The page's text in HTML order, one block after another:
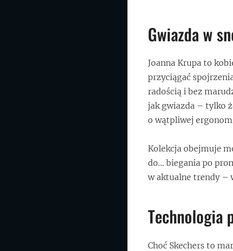
Gwiazda w
Joanna Krupa to
przyciągać
radością i bez
jak gwiazda – tylko
o wątpliwej
Kolekcja obejmuje
do… biegania po
w aktualne trendy –
Technologia
Choć Skechers to